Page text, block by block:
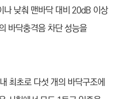
낮춰 맨바닥 대비 20dB 이상
바닥충격음 차단 성능을
최초로 다섯 개의 바닥구조에